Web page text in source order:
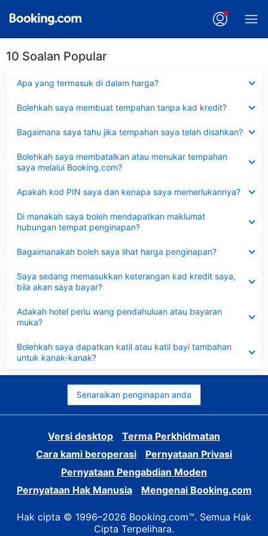
10 Soalan Popular
Apa yang termasuk di dalam harga?
Bolehkah saya membuat tempahan tanpa kad kredit?
Bagaimana saya tahu jika tempahan saya telah disahkan?
Bolehkah saya membatalkan atau menukar tempahan
saya melalui Booking.com?
Apakah kod PIN saya dan kenapa saya memerlukannya?
Di manakah saya boleh mendapatkan maklumat
hubungan tempat penginapan?
Bagaimanakah boleh saya lihat harga penginapan?
Saya sedang memasukkan keterangan kad kredit saya,
bila akan saya bayar?
Adakah hotel perlu wang pendahuluan atau bayaran
muka?
Bolehkah saya dapatkan katil atau katil bayi tambahan
untuk kanak-kanak?
Senaraikan penginapan anda
Versi desktop
Terma Perkhidmatan
Cara kami beroperasi
Pernyataan Privasi
Pernyataan Pengabdian Moden
Pernyataan Hak Manusia
Mengenai Booking.com
Hak cipta © 1996–2026 Booking.com™. Semua Hak
Cipta Terpelihara.